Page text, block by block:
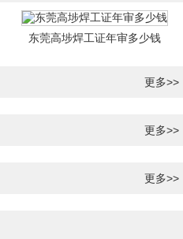
东莞高埗焊工证年审多少钱
更多>>
更多>>
更多>>